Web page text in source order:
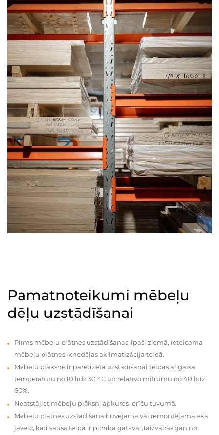
Pamatnoteikumi mēbeļu
dēļu uzstādīšanai
Pirms mēbeļu plātnes uzstādīšanas, īpaši ziemā, ieteicama
mēbeļu plātnes iknedēļas aklimatizācija telpā.
Mēbeļu plāksne ir paredzēta uzstādīšanai telpās ar gaisa
temperatūru no 10 līdz 30 ° C un relatīvo mitrumu no 40 līdz
60%.
Neatstājiet mēbeļu plāksni apkures ierīču tuvumā.
Mēbeļu plātnes uzstādīšana būvējamā vai remontējamā ēkā
jāveic, kad sausā telpa ir pilnībā gatava. Jāizvairās gan no